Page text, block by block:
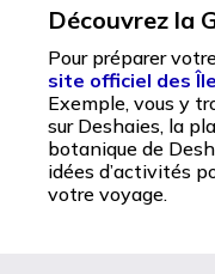
Découvrez la
Pour préparer
site officiel des
Exemple, vous y
sur Deshaies, la
botanique de
idées d’activités
votre voyage.